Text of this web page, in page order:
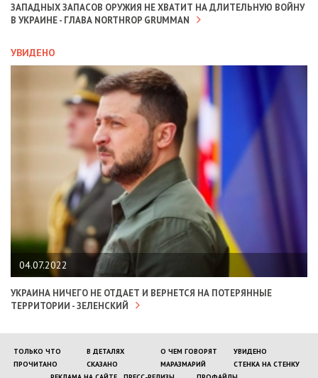
ЗАПАДНЫХ ЗАПАСОВ ОРУЖИЯ НЕ ХВАТИТ НА ДЛИТЕЛЬНУЮ ВОЙНУ
В УКРАИНЕ - ГЛАВА NORTHROP GRUMMAN
УВИДЕНО
04.07.2022
УКРАИНА НИЧЕГО НЕ ОТДАЕТ И ВЕРНЕТСЯ НА ПОТЕРЯННЫЕ
ТЕРРИТОРИИ - ЗЕЛЕНСКИЙ
ТОЛЬКО ЧТО В ДЕТАЛЯХ О ЧЕМ ГОВОРЯТ
УВИДЕНО
ПРОЧИТАНО
СКАЗАНО МАРАЗМАРИЙ
СТЕНКА НА СТЕНКУ